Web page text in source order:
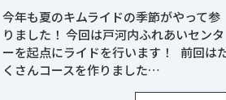
今年も夏のキムライドの季節がやって参
りました！ 今回は戸河内ふれあいセンタ
ーを起点にライドを行います！ 前回は
くさんコースを作りました…